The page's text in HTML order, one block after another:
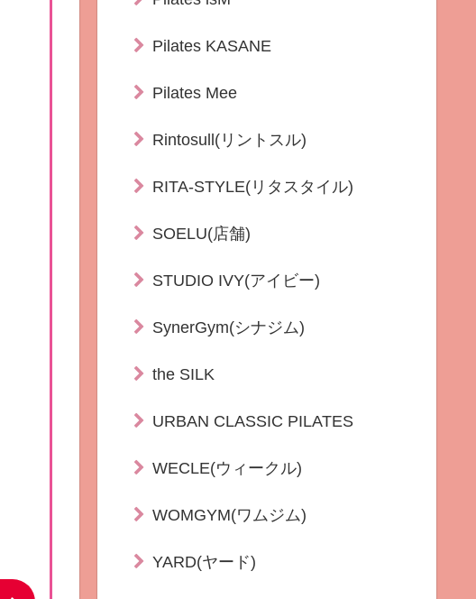
Pilates KASANE
Pilates Mee
Rintosull(リントスル)
RITA-STYLE(リタスタイル)
SOELU(店舗)
STUDIO IVY(アイビー)
SynerGym(シナジム)
the SILK
URBAN CLASSIC PILATES
WECLE(ウィークル)
WOMGYM(ワムジム)
YARD(ヤード)